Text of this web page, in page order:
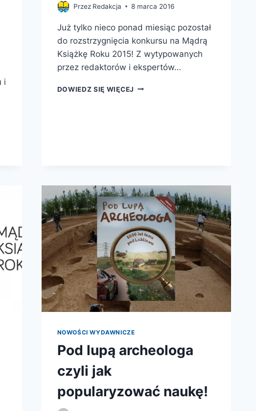
i
Przez Redakcja 8 marca 2016
Już tylko nieco ponad miesiąc pozostał
do rozstrzygnięcia konkursu na Mądrą
Książkę Roku 2015! Z wytypowanych
przez redaktorów i ekspertów…
DOWIEDZ SIĘ WIĘCEJ JURY
NOWOŚCI WYDAWNICZE
Pod lupą archeologa
czyli jak
popularyzować naukę!